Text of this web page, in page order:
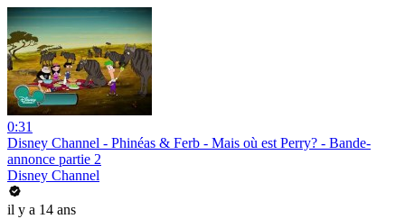
0:31
Disney Channel - Phinéas & Ferb - Mais où est Perry? - Bande-
annonce partie 2
Disney Channel
il y a 14 ans